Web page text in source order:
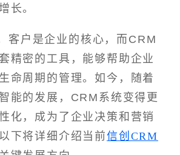
长。
客户是企业的核心，而CRM
精密的工具，能够帮助企业
命周期的管理。如今，随着
能的发展，CRM系统变得更
化，成为了企业决策和营销
下将详细介绍当前信创CRM